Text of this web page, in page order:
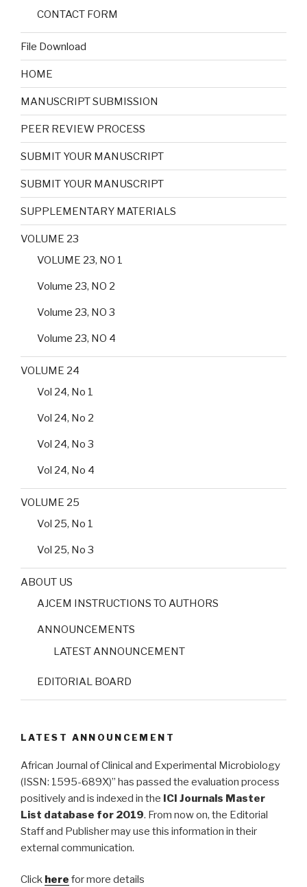
CONTACT FORM
File Download
HOME
MANUSCRIPT SUBMISSION
PEER REVIEW PROCESS
SUBMIT YOUR MANUSCRIPT
SUBMIT YOUR MANUSCRIPT
SUPPLEMENTARY MATERIALS
VOLUME 23
VOLUME 23, NO 1
Volume 23, NO 2
Volume 23, NO 3
Volume 23, NO 4
VOLUME 24
Vol 24, No 1
Vol 24, No 2
Vol 24, No 3
Vol 24, No 4
VOLUME 25
Vol 25, No 1
Vol 25, No 3
ABOUT US
AJCEM INSTRUCTIONS TO AUTHORS
ANNOUNCEMENTS
LATEST ANNOUNCEMENT
EDITORIAL BOARD
LATEST ANNOUNCEMENT
African Journal of Clinical and Experimental Microbiology
(ISSN: 1595-689X)” has passed the evaluation process
positively and is indexed in the ICI Journals Master
List database for 2019. From now on, the Editorial
Staff and Publisher may use this information in their
external communication.
Click here for more details